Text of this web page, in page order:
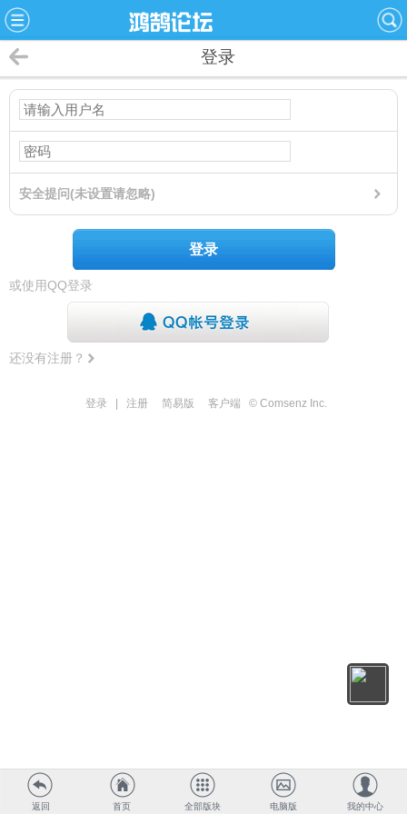
登录
安全提问(未设置请忽略)
登录
或使用QQ登录
还没有注册？
登录 注册 简易版 客户端 © Comsenz Inc.
返回 首页 全部版块 电脑版 我的中心